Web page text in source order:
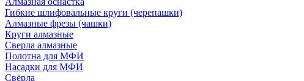
Гибкие шлифовальные круги (черепашки)
Алмазные фрезы (чашки)
Круги алмазные
Сверла алмазные
Полотна для МФИ
Насадки для МФИ
Свёрла